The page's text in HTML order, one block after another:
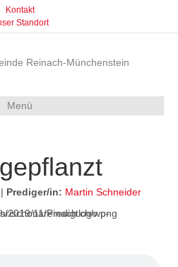
Kontakt
Standort
Menü
Prediger/in: Martin Schneider